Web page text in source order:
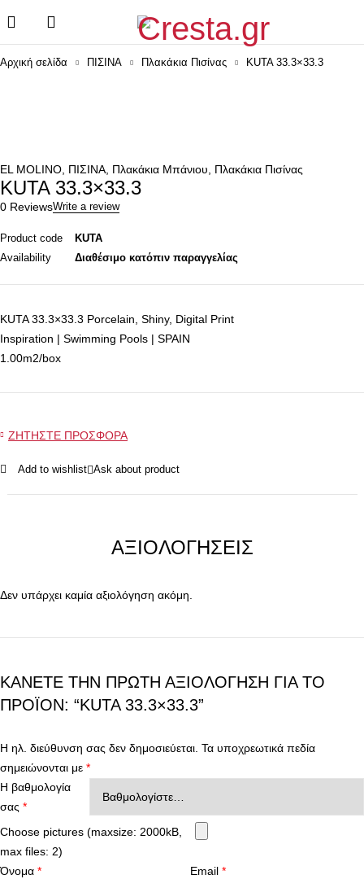
Αρχική σελίδα ΠΙΣΙΝΑ Πλακάκια Πισίνας KUTA 33.3×33.3
EL MOLINO ΠΙΣΙΝΑ Πλακάκια Μπάνιου Πλακάκια Πισίνας
KUTA 33.3×33.3
0 ReviewsWrite a review
Product code
KUTA
Availability
Διαθέσιμο κατόπιν παραγγελίας
KUTA 33.3×33.3 Porcelain, Shiny, Digital Print
Inspiration | Swimming Pools | SPAIN
1.00m2/box
ΖΗΤΗΣΤΕ ΠΡΟΣΦΟΡΑ
Add to wishlist Ask about product
ΑΞΙΟΛΟΓΉΣΕΙΣ
Δεν υπάρχει καμία αξιολόγηση ακόμη.
ΚΆΝΕΤΕ ΤΗΝ ΠΡΏΤΗ ΑΞΙΟΛΌΓΗΣΗ ΓΙΑ ΤΟ
ΠΡΟΪΌΝ: “KUTA 33.3×33.3”
Η ηλ. διεύθυνση σας δεν δημοσιεύεται. Τα υποχρεωτικά πεδία
σημειώνονται με *
Η βαθμολογία
σας *
Choose pictures (maxsize: 2000kB,
max files: 2)
Όνομα * Email *